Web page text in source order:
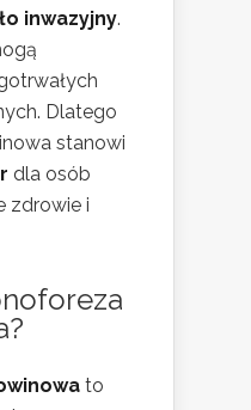
inwazyjny.
Dlatego
stanowi
dla osób
zdrowie i
to